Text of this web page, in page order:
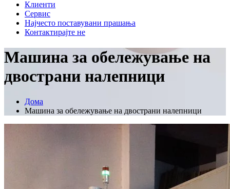
Клиенти
Сервис
Најчесто поставувани прашања
Контактирајте не
Машина за обележување на
двострани налепници
Дома
Машина за обележување на двострани налепници